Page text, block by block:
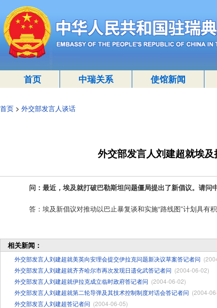
首页 中瑞关系 使馆新闻
首页 > 外交部发言人谈话
外交部发言人刘建超就埃
问：最近，埃及就打破巴勒斯坦问题僵局提出了新倡议。请问
答：埃及新倡议对推动以巴止暴复谈和实施“路线图”计划具有
相关新闻：
外交部发言人刘建超就美英向安理会提交伊拉克问题新决议草案答记者问
外交部发言人刘建超就齐齐哈尔市再次发现日遗化武答记者问 (2004-06-02)
外交部发言人刘建超就伊拉克成立临时政府答记者问 (2004-06-02)
外交部发言人刘建超就第二轮导弹及其技术控制制度对话会答记者问 (2004-
外交部发言人刘建超答记者问 (2004-06-05)